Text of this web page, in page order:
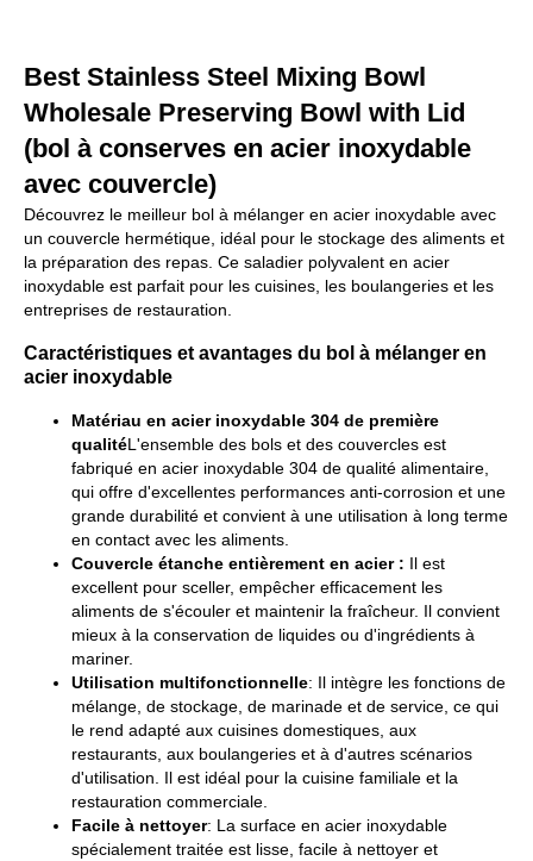
Best Stainless Steel Mixing Bowl
Wholesale Preserving Bowl with Lid
(bol à conserves en acier inoxydable
avec couvercle)
Découvrez le meilleur bol à mélanger en acier inoxydable avec
un couvercle hermétique, idéal pour le stockage des aliments et
la préparation des repas. Ce saladier polyvalent en acier
inoxydable est parfait pour les cuisines, les boulangeries et les
entreprises de restauration.
Caractéristiques et avantages du bol à mélanger en
acier inoxydable
Matériau en acier inoxydable 304 de première
qualitéL'ensemble des bols et des couvercles est
fabriqué en acier inoxydable 304 de qualité alimentaire,
qui offre d'excellentes performances anti-corrosion et une
grande durabilité et convient à une utilisation à long terme
en contact avec les aliments.
Couvercle étanche entièrement en acier : Il est
excellent pour sceller, empêcher efficacement les
aliments de s'écouler et maintenir la fraîcheur. Il convient
mieux à la conservation de liquides ou d'ingrédients à
mariner.
Utilisation multifonctionnelle: Il intègre les fonctions de
mélange, de stockage, de marinade et de service, ce qui
le rend adapté aux cuisines domestiques, aux
restaurants, aux boulangeries et à d'autres scénarios
d'utilisation. Il est idéal pour la cuisine familiale et la
restauration commerciale.
Facile à nettoyer: La surface en acier inoxydable
spécialement traitée est lisse, facile à nettoyer et